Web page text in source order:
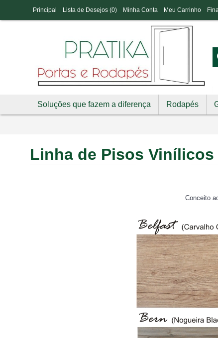
Principal Lista de Desejos (0) Minha Conta Meu Carrinho
Soluções que fazem a diferença Rodapés
Linha de Pisos Vinílicos
Conceito